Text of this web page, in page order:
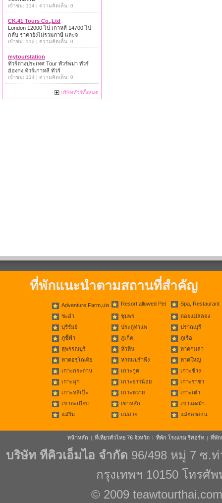
เข้าชม: 114 | ความคิดเห็น: 0
CK.41 Tours Co.,Ltd
London 12000 ไป เกาหลี 14700 ไป
กลับ ราคายังไม่รวมภาษี และจ
เข้าชม: 112 | ความคิดเห็น: 0
mytourstation
ทัวร์ต่างประเทศ Tour ทัวร์พม่า ทัวร์
ฮ่องกง ทัวร์เกาหลี ทัวร์
เข้าชม: 114 | ความคิดเห็น: 0
บริษัททัวร์ทั้งหมด
ที่พักแนะนำตามสถานที่สำคัญ
Adventure,Farm,แพ Resort allowed Pet Spa, Restaurant
ชะอำ ชุมพร
ดอยแม่สลอง
บุรีรัมย์
ประตูท่าแพ
ปราณบุรี
ภูชี้ฟ้า
ภูเก็ต
ภูเรือ
สุพรรณบุรี
หัวหิน
หาดกมลา
หาดอรุโณทัย
หาดแม่รำพึง
หาดใหญ่
เกาะกระดาน
เกาะกูด
เกาะช้าง
เกาะมุก
เกาะยาวน้อย
เกาะราชา
เกาะหลีเป๊ะ
เกาะหวาย
เกาะเต่า
เขาตะเกียบ
เขาหลัก
เขาแผงม้า
แม่ริม
แม่สาย แม่ฮ่องสอน
หน้าหลัก | ที่เที่ยวทั่วไทย 76 จังหวัด | ที่พัก โรงแรม รีสอร์ท | ที่พัก
บริษัท ทีคิวเอ็มไอ จำกัด 96/498 หมู่ 7 ซ.
กรุงเทพฯ 10150 โทรศั
© 2009 teawtourthai.com